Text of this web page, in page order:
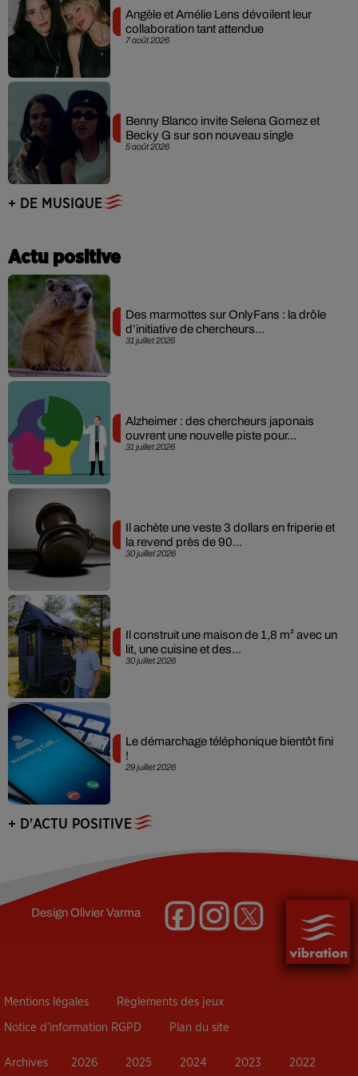
7 août 2026
Angèle et Amélie Lens dévoilent leur
collaboration tant attendue
5 août 2026
Benny Blanco invite Selena Gomez et
Becky G sur son nouveau single
+ DE MUSIQUE
Actu positive
31 juillet 2026
Des marmottes sur OnlyFans : la drôle
d’initiative de chercheurs...
31 juillet 2026
Alzheimer : des chercheurs japonais
ouvrent une nouvelle piste pour...
30 juillet 2026
Il achète une veste 3 dollars en friperie et
la revend près de 90...
30 juillet 2026
Il construit une maison de 1,8 m² avec un
lit, une cuisine et des...
29 juillet 2026
Le démarchage téléphonique bientôt fini
!
+ D'ACTU POSITIVE
DesignOlivier Varma
Mentions légales Règlements des jeux
Notice d’information RGPD Plan du site
Archives 2026 2025 2024 2023 2022